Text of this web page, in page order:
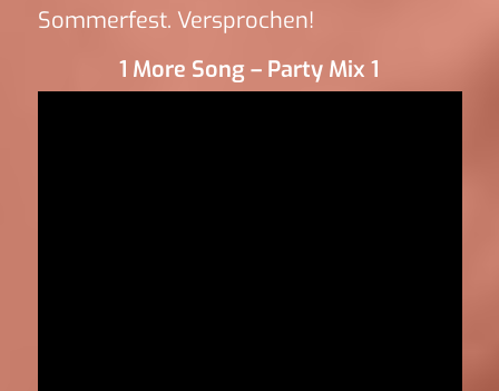
Sommerfest. Versprochen!
1 More Song – Party Mix 1